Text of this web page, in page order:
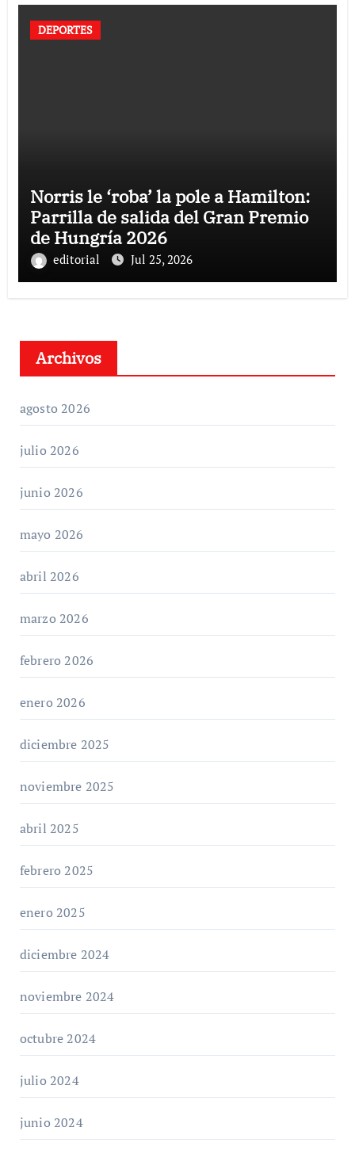
DEPORTES
Norris le ‘roba’ la pole a Hamilton:
Parrilla de salida del Gran Premio
de Hungría 2026
editorial Jul 25, 2026
Archivos
agosto 2026
julio 2026
junio 2026
mayo 2026
abril 2026
marzo 2026
febrero 2026
enero 2026
diciembre 2025
noviembre 2025
abril 2025
febrero 2025
enero 2025
diciembre 2024
noviembre 2024
octubre 2024
julio 2024
junio 2024